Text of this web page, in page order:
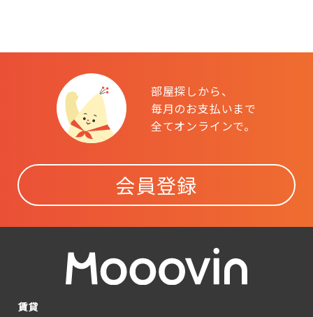
部屋探しから、
毎月のお支払いまで
全てオンラインで。
会員登録
賃貸